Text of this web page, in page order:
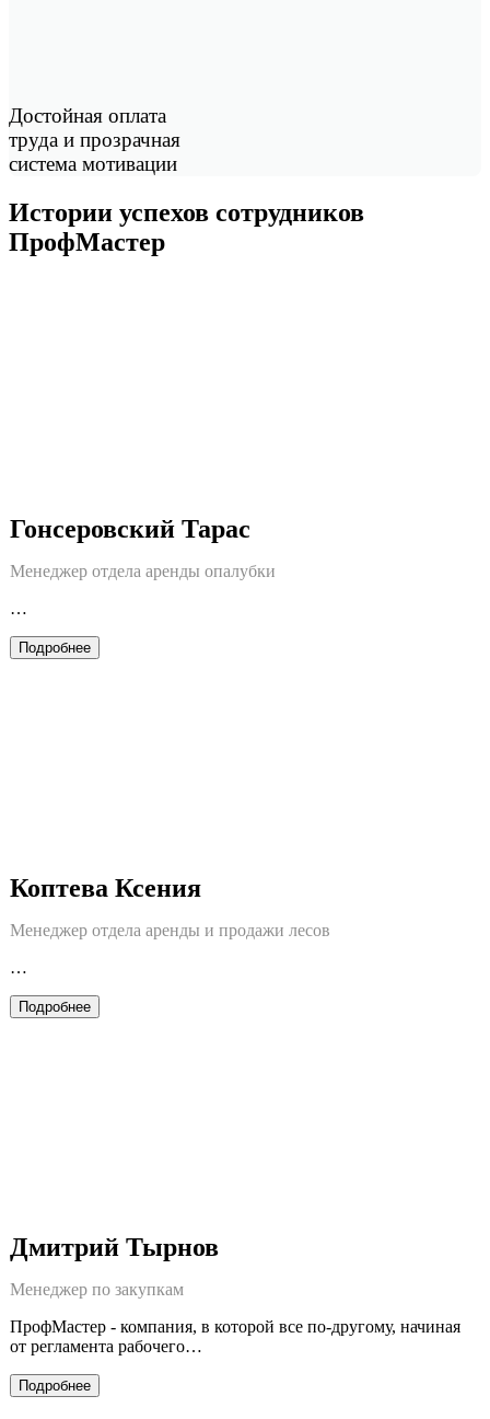
Достойная оплата
труда и прозрачная
система мотивации
Истории успехов сотрудников
ПрофМастер
Гонсеровский Тарас
Менеджер отдела аренды опалубки
…
Подробнее
Коптева Ксения
Менеджер отдела аренды и продажи лесов
…
Подробнее
Дмитрий Тырнов
Менеджер по закупкам
ПрофМастер - компания, в которой все по-другому, начиная
от регламента рабочего…
Подробнее